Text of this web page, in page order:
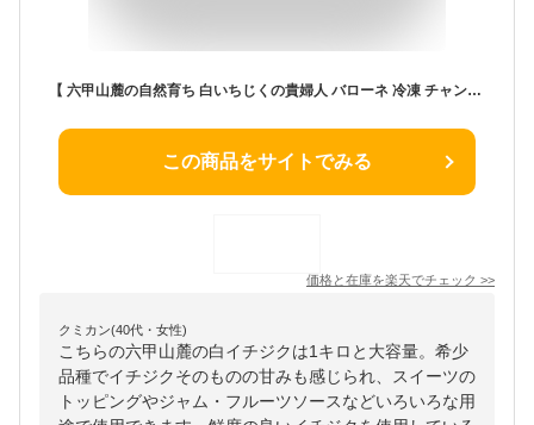
【 六甲山麓の自然育ち 白いちじくの貴婦人 バローネ 冷凍 チャンク 1Kg 】国産 希少品種 いちじく ジェラート アイスクリーム 原材料 かき氷 トッピング フルーツピューレ フルーツソース ジャム 無花果 手作りにもどうぞ
この商品をサイトでみる
価格と在庫を楽天でチェック >>
クミカン(40代・女性)
こちらの六甲山麓の白イチジクは1キロと大容量。希少
品種でイチジクそのものの甘みも感じられ、スイーツの
トッピングやジャム・フルーツソースなどいろいろな用